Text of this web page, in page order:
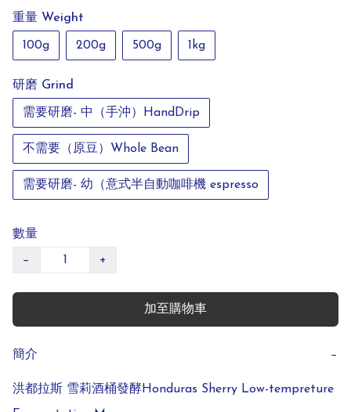
重量 Weight
100g 200g 500g 1kg
研磨 Grind
需要研磨- 中（手沖）HandDrip
不需要（原豆）Whole Bean
需要研磨- 幼（意式半自動咖啡機 espresso
數量
− +
加至購物車
簡介 −
洪都拉斯 雪莉酒桶發酵Honduras Sherry Low-tempreture